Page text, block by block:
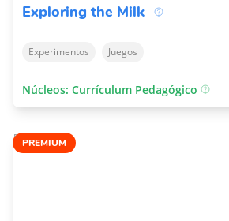
Exploring the Milk
Experimentos Juegos
Núcleos: Currículum Pedagógico
PREMIUM